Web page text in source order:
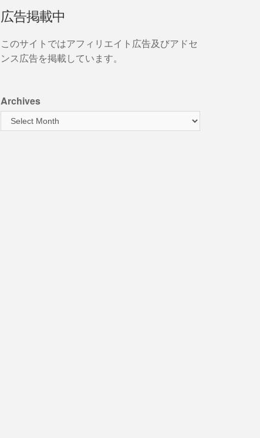
広告掲載中
このサイトではアフィリエイト広告及びアドセ
ンス広告を掲載しています。
Archives